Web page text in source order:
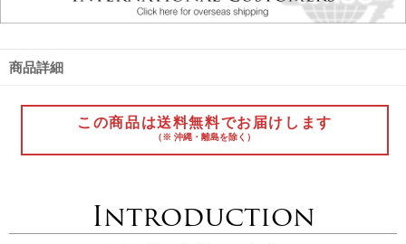
商品詳細
この商品は送料無料でお届けします
（※ 沖縄・離島を除く）
Introduction